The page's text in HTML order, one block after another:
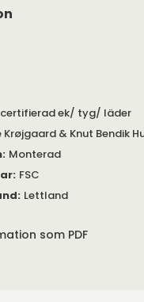
certifierad ek/ tyg/ läder
Krøjgaard & Knut Bendik
: Monterad
: FSC
: Lettland
som PDF